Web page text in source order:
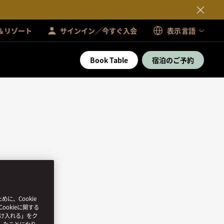
リゾート サインイン／今すぐ入会 表示言語
Book Table 宿泊のご予約
めに、Cookie
に関する
入れる」をク